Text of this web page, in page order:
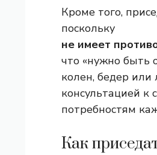
Кроме того,
поскольку
не имеет
что «нужно быть
колен, бедер или
консультацией
потребностям
Как